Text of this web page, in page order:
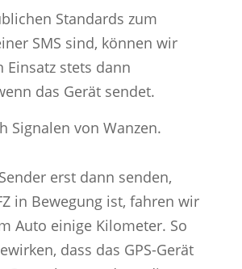
Standards zum
SMS sind, können wir
Einsatz stets dann
das Gerät sendet.
erst dann senden,
in Bewegung ist, fahren wir
Auto einige Kilometer. So
dass das GPS-Gerät